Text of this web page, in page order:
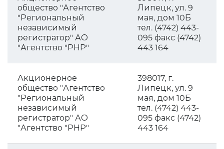
общество "Агентство
"Региональный
независимый
регистратор" АО
"Агентство "РНР"
Липецк, ул. 9
мая, дом 10Б
тел. (4742) 443-
095 факс (4742)
443 164
Акционерное
общество "Агентство
"Региональный
независимый
регистратор" АО
"Агентство "РНР"
398017, г.
Липецк, ул. 9
мая, дом 10Б
тел. (4742) 443-
095 факс (4742)
443 164